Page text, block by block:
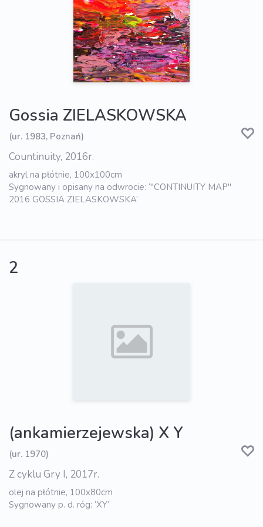
Gossia ZIELASKOWSKA
(ur. 1983, Poznań)
Countinuity, 2016r.
akryl na płótnie, 100x100cm
Sygnowany i opisany na odwrocie: ‘"CONTINUITY MAP"
2016 GOSSIA ZIELASKOWSKA’
2
(ankamierzejewska) X Y
(ur. 1970)
Z cyklu Gry I, 2017r.
olej na płótnie, 100x80cm
Sygnowany p. d. róg: ‘XY’